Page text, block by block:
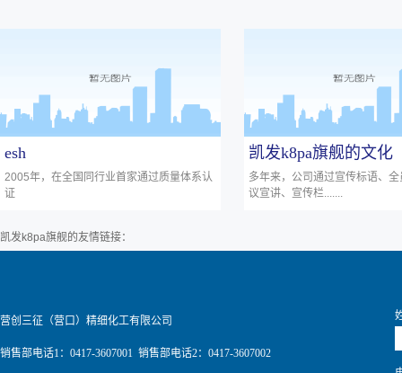
esh
2005年，在全国同行业首家通过质量体系认
证
凯发k8pa旗舰的文化
多年来，公司通过宣传标语、
议宣讲、宣传栏.......
凯发k8pa旗舰的友情链接：
营创三征（营口）精细化工有限公司
销售部电话1：0417-3607001 销售部电话2：0417-3607002